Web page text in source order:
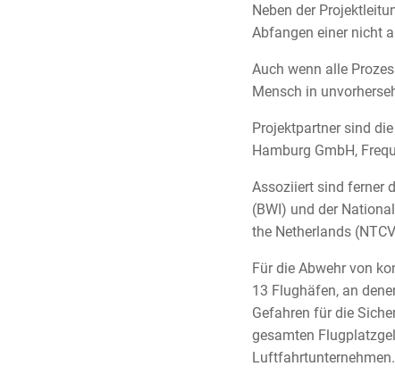
Neben der
Abfangen einer nicht
Auch wenn alle
Mensch in
Projektpartner sind
Hamburg GmbH,
Assoziiert sind ferner
(BWI) und der
the Netherlands
Für die Abwehr von
13 Flughäfen, an
Gefahren für die
gesamten